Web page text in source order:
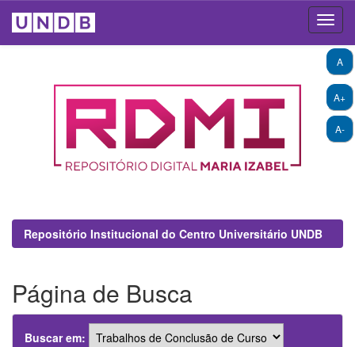
A+
A-
A
Repositório Institucional do Centro Universitário UNDB
Página de Busca
Buscar em: